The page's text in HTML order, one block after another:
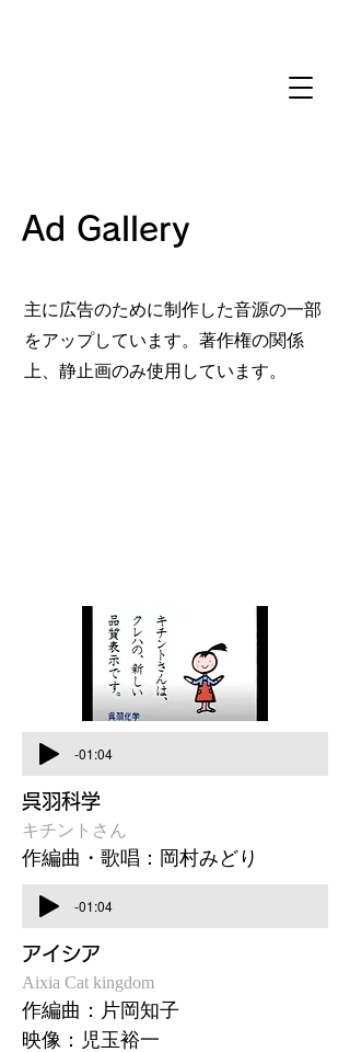
Ad Gallery
主に広告のために制作した音源の一部
をアップしています。著作権の関係
上、静止画のみ使用しています。
-01:04
呉羽科学
キチントさん
作編曲・歌唱：岡村みどり
-01:04
アイシア
Aixia Cat kingdom
作編曲：片岡知子
映像：児玉裕一